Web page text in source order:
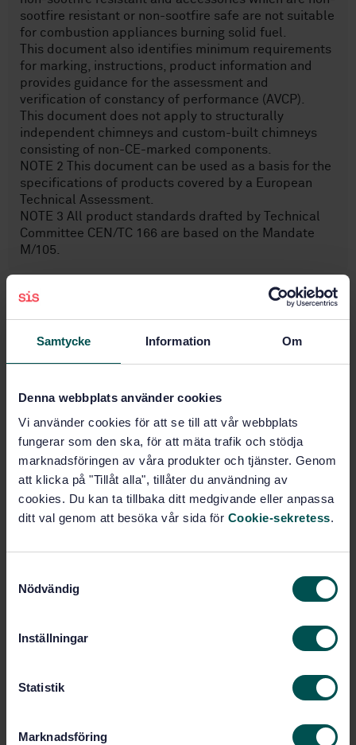
Samtycke Information Om
Denna webbplats använder cookies
Vi använder cookies för att se till att vår webbplats
fungerar som den ska, för att mäta trafik och stödja
marknadsföringen av våra produkter och tjänster. Genom
att klicka på "Tillåt alla", tillåter du användning av
cookies. Du kan ta tillbaka ditt medgivande eller anpassa
ditt val genom att besöka vår sida för Cookie-sekretess.
Nödvändig
Inställningar
Statistik
Marknadsföring
sootfire resistant or non-sootfire safe are not suitable
for combustion appliances burning solid fuel.
This document also identifies minimum requirements
for marking, instructions, product information and
provides guidance for the assessment and
verification of constancy of performance (AVCP).
This document does not apply to structurally
independent chimneys and custom-built chimneys
consisting of non-CE-marked components.
NOTE 2 This document can be used as a basis for the
specifications of products covered by a European
Technical Assessment.
NOTE 3 All product standards drafted by Technical
Committee CEN/TC 166 are based on the Mandate
M/105.
Ämnesområden
Skorstenar, schakt, kanaler
(91.060.40)
Köp denna standard
STANDARD
SVENSK STANDARD· SS-EN 1443:2019
Skorstenar - Allmänna krav
1 599 SEK
Lägg i varukorgen